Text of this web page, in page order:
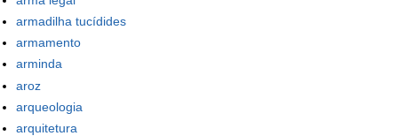
armadilha tucídides
armamento
arminda
aroz
arqueologia
arquitetura